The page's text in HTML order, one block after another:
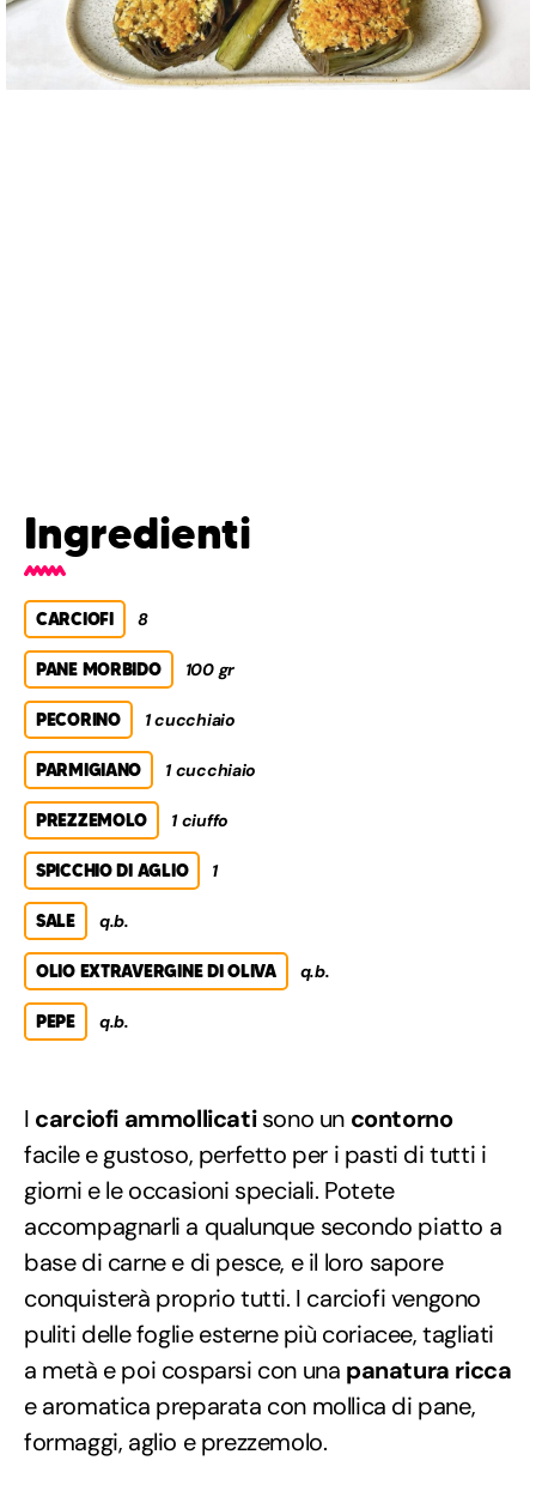
Ingredienti
CARCIOFI 8
PANE MORBIDO 100 gr
PECORINO 1 cucchiaio
PARMIGIANO 1 cucchiaio
PREZZEMOLO 1 ciuffo
SPICCHIO DI AGLIO 1
SALE q.b.
OLIO EXTRAVERGINE DI OLIVA q.b.
PEPE q.b.
I carciofi ammollicatisono un contorno
facile e gustoso, perfetto per i pasti di tutti i
giorni e le occasioni speciali. Potete
accompagnarli a qualunque secondo piatto a
base di carne e di pesce, e il loro sapore
conquisterà proprio tutti. I carciofi vengono
puliti delle foglie esterne più coriacee, tagliati
a metà e poi cosparsi con una panatura ricca
e aromatica preparata con mollica di pane,
formaggi, aglio e prezzemolo.